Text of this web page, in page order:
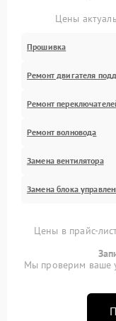
Цены
Прошивка
Ремонт двигателя
Ремонт
Ремонт волновода
Замена вентилятора
Замена блока
Цены в прайс-
Мы проверим ваше